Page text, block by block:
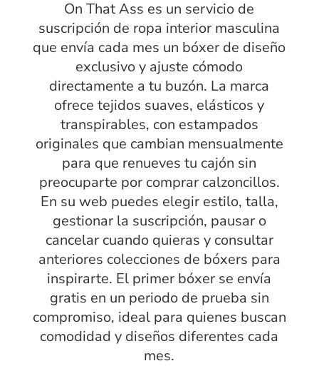
On That Ass es un servicio de
suscripción de ropa interior masculina
que envía cada mes un bóxer de diseño
exclusivo y ajuste cómodo
directamente a tu buzón. La marca
ofrece tejidos suaves, elásticos y
transpirables, con estampados
originales que cambian mensualmente
para que renueves tu cajón sin
preocuparte por comprar calzoncillos.
En su web puedes elegir estilo, talla,
gestionar la suscripción, pausar o
cancelar cuando quieras y consultar
anteriores colecciones de bóxers para
inspirarte. El primer bóxer se envía
gratis en un periodo de prueba sin
compromiso, ideal para quienes buscan
comodidad y diseños diferentes cada
mes.